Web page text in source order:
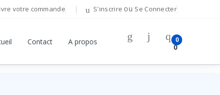
votre commande S'inscrire ou Se Connecter
Contact A propos 0
0
Bonjour!